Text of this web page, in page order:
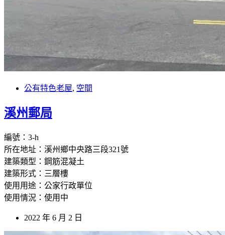
公有特色老屋, 空間
溪州郵局
編號：3-h
所在地址：溪州鄉中央路三段321號
建築類型：鋼筋混凝土
建築形式：三層樓
使用用途：公家行政單位
使用情況：使用中
2022 年 6 月 2 日